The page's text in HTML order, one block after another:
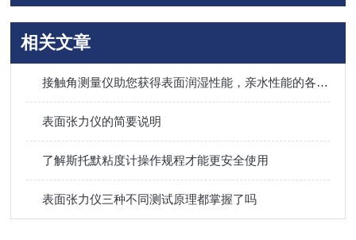
相关文章
接触角测量仪助您获得表面润湿性能，亲水性能的各项指标
表面张力仪的简要说明
了解斯托默粘度计操作规程才能更安全使用
表面张力仪三种不同测试原理都掌握了吗